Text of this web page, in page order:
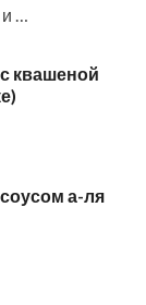
…
квашеной
а-ля